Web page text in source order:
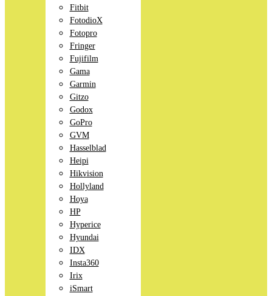
Fitbit
FotodioX
Fotopro
Fringer
Fujifilm
Gama
Garmin
Gitzo
Godox
GoPro
GVM
Hasselblad
Heipi
Hikvision
Hollyland
Hoya
HP
Hyperice
Hyundai
IDX
Insta360
Irix
iSmart